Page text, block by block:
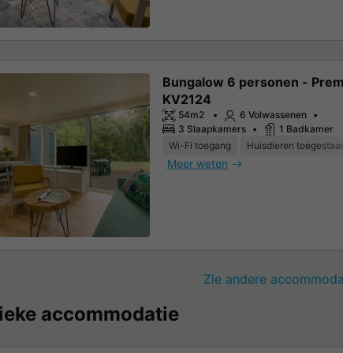
Bungalow 6 personen -
KV2124
54m2
6 Volwassenen
3 Slaapkamers
1 Badkamer
Wi-Fi toegang
Huisdieren
Meer weten
Zie andere
accommodatie